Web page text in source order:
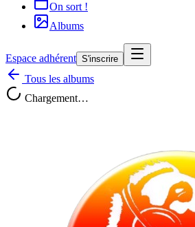
On sort !
Albums
Espace adhérent S'inscrire
Tous les albums
Chargement…